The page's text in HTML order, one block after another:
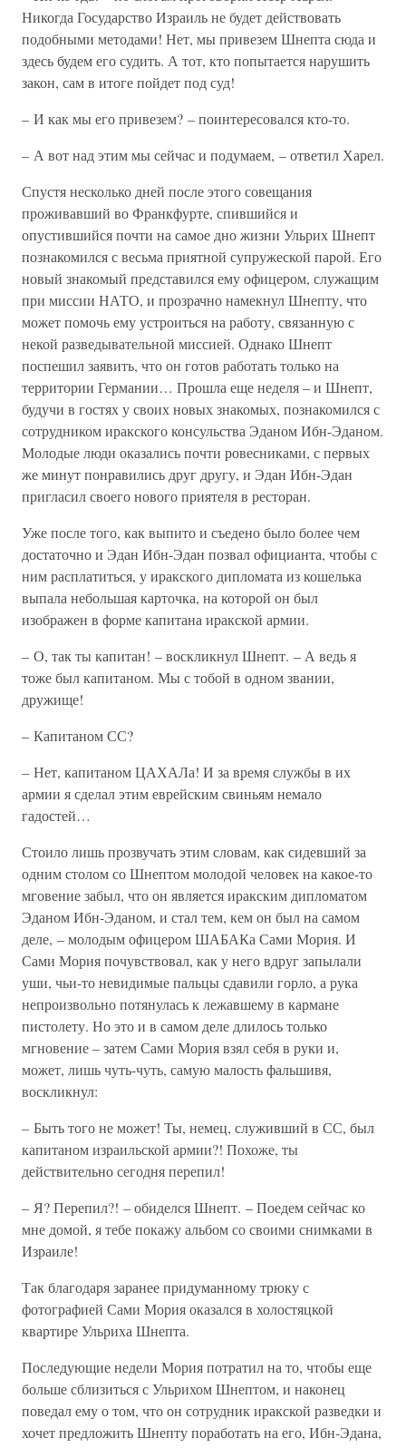
Никогда Государство Израиль не будет действовать
подобными методами! Нет, мы привезем Шнепта сюда и
здесь будем его судить. А тот, кто попытается нарушить
закон, сам в итоге пойдет под суд!
– И как мы его привезем? – поинтересовался кто-то.
– А вот над этим мы сейчас и подумаем, – ответил Харел.
Спустя несколько дней после этого совещания
проживавший во Франкфурте, спившийся и
опустившийся почти на самое дно жизни Ульрих Шнепт
познакомился с весьма приятной супружеской парой. Его
новый знакомый представился ему офицером, служащим
при миссии НАТО, и прозрачно намекнул Шнепту, что
может помочь ему устроиться на работу, связанную с
некой разведывательной миссией. Однако Шнепт
поспешил заявить, что он готов работать только на
территории Германии… Прошла еще неделя – и Шнепт,
будучи в гостях у своих новых знакомых, познакомился с
сотрудником иракского консульства Эданом Ибн-Эданом.
Молодые люди оказались почти ровесниками, с первых
же минут понравились друг другу, и Эдан Ибн-Эдан
пригласил своего нового приятеля в ресторан.
Уже после того, как выпито и съедено было более чем
достаточно и Эдан Ибн-Эдан позвал официанта, чтобы с
ним расплатиться, у иракского дипломата из кошелька
выпала небольшая карточка, на которой он был
изображен в форме капитана иракской армии.
– О, так ты капитан! – воскликнул Шнепт. – А ведь я
тоже был капитаном. Мы с тобой в одном звании,
дружище!
– Капитаном СС?
– Нет, капитаном ЦАХАЛа! И за время службы в их
армии я сделал этим еврейским свиньям немало
гадостей…
Стоило лишь прозвучать этим словам, как сидевший за
одним столом со Шнептом молодой человек на какое-то
мговение забыл, что он является иракским дипломатом
Эданом Ибн-Эданом, и стал тем, кем он был на самом
деле, – молодым офицером ШАБАКа Сами Мория. И
Сами Мория почувствовал, как у него вдруг запылали
уши, чьи-то невидимые пальцы сдавили горло, а рука
непроизвольно потянулась к лежавшему в кармане
пистолету. Но это и в самом деле длилось только
мгновение – затем Сами Мория взял себя в руки и,
может, лишь чуть-чуть, самую малость фальшивя,
воскликнул:
– Быть того не может! Ты, немец, служивший в СС, был
капитаном израильской армии?! Похоже, ты
действительно сегодня перепил!
– Я? Перепил?! – обиделся Шнепт. – Поедем сейчас ко
мне домой, я тебе покажу альбом со своими снимками в
Израиле!
Так благодаря заранее придуманному трюку с
фотографией Сами Мория оказался в холостяцкой
квартире Ульриха Шнепта.
Последующие недели Мория потратил на то, чтобы еще
больше сблизиться с Ульрихом Шнептом, и наконец
поведал ему о том, что он сотрудник иракской разведки и
хочет предложить Шнепту поработать на его, Ибн-Эдана,